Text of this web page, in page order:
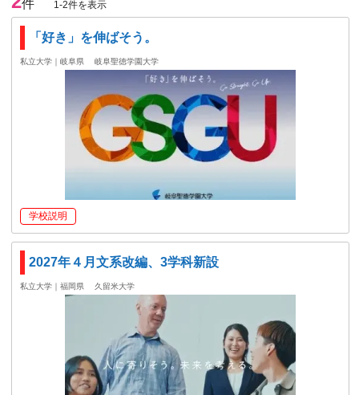
件 1-2件を表示
「好き」を伸ばそう。
私立大学｜岐阜県 岐阜聖徳学園大学
学校説明
2027年４月文系改編、3学科新設
私立大学｜福岡県 久留米大学